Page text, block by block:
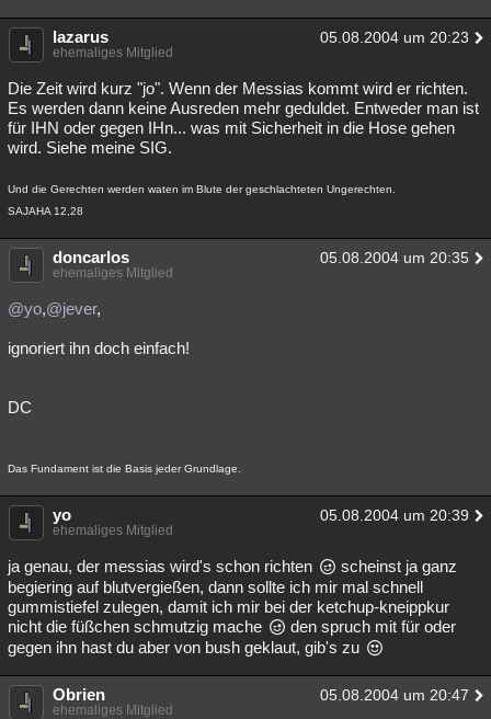
lazarus 05.08.2004 um 20:23
ehemaliges Mitglied
Die Zeit wird kurz "jo". Wenn der Messias kommt wird er richten.
Es werden dann keine Ausreden mehr geduldet. Entweder man ist
für IHN oder gegen IHn... was mit Sicherheit in die Hose gehen
wird. Siehe meine SIG.
Und die Gerechten werden waten im Blute der geschlachteten Ungerechten.
SAJAHA 12,28
doncarlos 05.08.2004 um 20:35
ehemaliges Mitglied
@yo,@jever,
ignoriert ihn doch einfach!
DC
Das Fundament ist die Basis jeder Grundlage.
yo 05.08.2004 um 20:39
ehemaliges Mitglied
ja genau, der messias wird's schon richten
scheinst ja ganz
begiering auf blutvergießen, dann sollte ich mir mal schnell
gummistiefel zulegen, damit ich mir bei der ketchup-kneippkur
nicht die füßchen schmutzig mache
den spruch mit für oder
gegen ihn hast du aber von bush geklaut, gib's zu
Obrien 05.08.2004 um 20:47
ehemaliges Mitglied